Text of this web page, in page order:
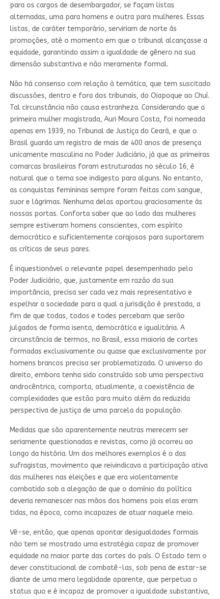
para os cargos de desembargador, se façam listas
alternadas, uma para homens e outra para mulheres. Essas
listas, de caráter temporário, serviriam de norte às
promoções, até o momento em que o tribunal alcançasse a
equidade, garantindo assim a igualdade de gênero na sua
dimensão substantiva e não meramente formal.
Não há consenso com relação à temática, que tem suscitado
discussões, dentro e fora dos tribunais, do Oiapoque ao Chuí.
Tal circunstância não causa estranheza. Considerando que a
primeira mulher magistrada, Auri Moura Costa, foi nomeada
apenas em 1939, no Tribunal de Justiça do Ceará, e que o
Brasil guarda um registro de mais de 400 anos de presença
unicamente masculina no Poder Judiciário, já que as primeiras
comarcas brasileiras foram estruturadas no século 16, é
natural que o tema soe indigesto para alguns. No entanto,
as conquistas femininas sempre foram feitas com sangue,
suor e lágrimas. Nenhuma delas aportou graciosamente às
nossas portas. Conforta saber que ao lado das mulheres
sempre estiveram homens conscientes, com espírito
democrático e suficientemente corajosos para suportarem
as críticas de seus pares.
É inquestionável o relevante papel desempenhado pelo
Poder Judiciário, que, justamente em razão da sua
importância, precisa ser cada vez mais representativo e
espelhar a sociedade para a qual a jurisdição é prestada, a
fim de que todas, todos e todes percebam que serão
julgados de forma isenta, democrática e igualitária. A
circunstância de termos, no Brasil, essa maioria de cortes
formadas exclusivamente ou quase que exclusivamente por
homens brancos precisa ser problematizada. O universo do
direito, embora tenha sido construído sob uma perspectiva
androcêntrica, comporta, atualmente, a coexistência de
complexidades que estão para muito além da reduzida
perspectiva de justiça de uma parcela da população.
Medidas que são aparentemente neutras merecem ser
seriamente questionadas e revistas, como já ocorreu ao
longo da história. Um dos melhores exemplos é o das
sufragistas, movimento que reivindicava a participação ativa
das mulheres nas eleições e que era violentamente
combatido sob a alegação de que o domínio da política
deveria remanescer nas mãos dos homens pois elas eram
tidas, na época, como incapazes de atuar naquele meio.
Vê-se, então, que apenas apontar desigualdades formais
não tem se mostrado uma estratégia capaz de promover
equidade na maior parte das cortes do país. O Estado tem o
dever constitucional de combatê-las, sob pena de estar-se
diante de uma mera legalidade aparente, que perpetua o
status quo e é incapaz de promover a igualdade substantiva,